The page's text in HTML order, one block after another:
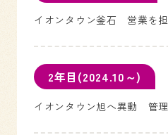
イオンタウン釜石 営業を
2年目(2024.10～)
イオンタウン旭へ異動 管